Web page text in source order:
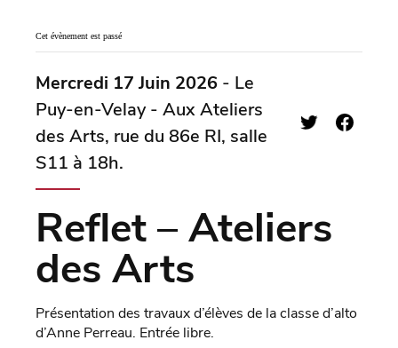
Cet évènement est passé
Mercredi 17 Juin 2026 - Le
Puy-en-Velay - Aux Ateliers
des Arts, rue du 86e RI, salle
S11 à 18h.
Reflet – Ateliers
des Arts
Présentation des travaux d’élèves de la classe d’alto
d’Anne Perreau. Entrée libre.